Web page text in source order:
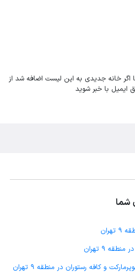
اگر خانه جدیدی به این لیست اضافه شد از
ایمیل با خبر شوید
شما
9 تهران
و کافه رستوران در منطقه 9 تهران